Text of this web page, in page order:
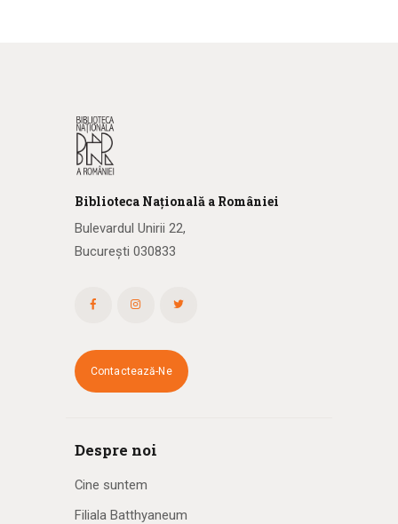
Biblioteca Națională a României
Bulevardul Unirii 22,
București 030833
Contactează-Ne
Despre noi
Cine suntem
Filiala Batthyaneum